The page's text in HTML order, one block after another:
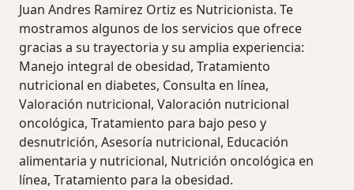
Juan Andres Ramirez Ortiz es Nutricionista. Te
mostramos algunos de los servicios que ofrece
gracias a su trayectoria y su amplia experiencia:
Manejo integral de obesidad, Tratamiento
nutricional en diabetes, Consulta en línea,
Valoración nutricional, Valoración nutricional
oncológica, Tratamiento para bajo peso y
desnutrición, Asesoría nutricional, Educación
alimentaria y nutricional, Nutrición oncológica en
línea, Tratamiento para la obesidad.